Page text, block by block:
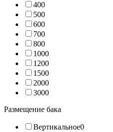
400
500
600
700
800
1000
1200
1500
2000
3000
Размещение бака
Вертикальное0